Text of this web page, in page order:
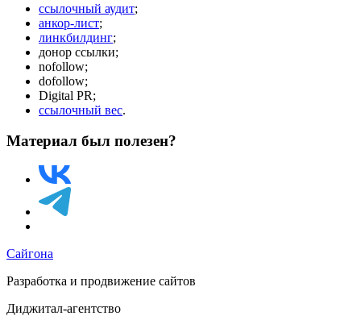
ссылочный аудит;
анкор-лист;
линкбилдинг;
донор ссылки;
nofollow;
dofollow;
Digital PR;
ссылочный вес.
Материал был полезен?
Сайгона
Разработка и продвижение сайтов
Диджитал-агентство